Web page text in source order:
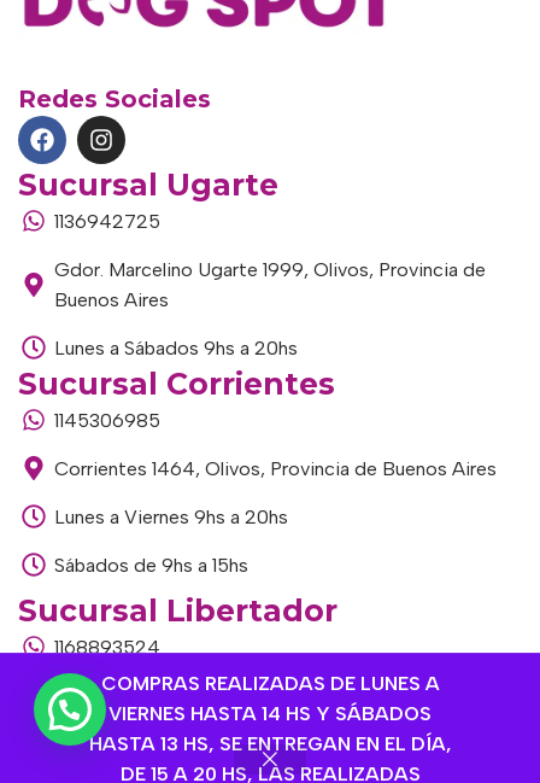
COMPRAS REALIZADAS DE LUNES A
VIERNES HASTA 14 HS Y SÁBADOS
HASTA 13 HS, SE ENTREGAN EN EL DÍA,
DE 15 A 20 HS, LAS REALIZADAS
Redes Sociales
Sucursal Ugarte
1136942725
Gdor. Marcelino Ugarte 1999, Olivos, Provincia de
Buenos Aires
Lunes a Sábados 9hs a 20hs
Sucursal Corrientes
1145306985
Corrientes 1464, Olivos, Provincia de Buenos Aires
Lunes a Viernes 9hs a 20hs
Sábados de 9hs a 15hs
Sucursal Libertador
1168893524
Av. del Libertador 1915, Vte. López, Provincia de
Buenos Aires
Lunes a Viernes de 9hs a 13hs / 16hs a 20hs